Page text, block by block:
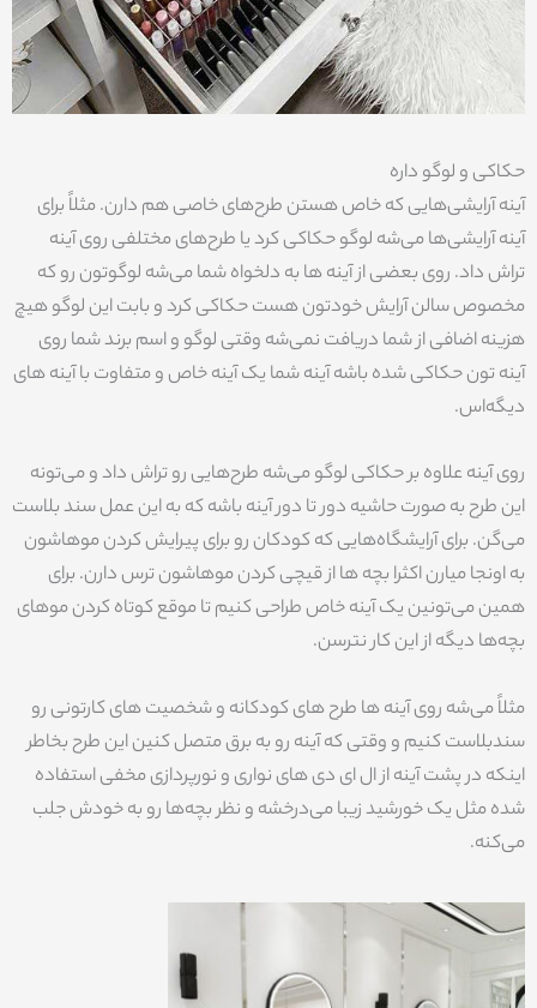
حکاکی و لوگو داره
آینه آرایشی‌هایی که خاص هستن طرح‌های خاصی هم دارن. مثلاً برای
آینه آرایشی‌ها می‌شه لوگو حکاکی کرد یا طرح‌های مختلفی روی آینه
تراش داد. روی بعضی از آینه ها به دلخواه شما می‌شه لوگوتون رو که
مخصوص سالن آرایش خودتون هست حکاکی کرد و بابت این لوگو هیچ
هزینه اضافی از شما دریافت نمی‌شه وقتی لوگو و اسم برند شما روی
آینه تون حکاکی شده باشه آینه شما یک آینه خاص و متفاوت با آینه های
دیگه‌اس.
روی آینه علاوه بر حکاکی لوگو می‌شه طرح‌هایی رو تراش داد و می‌تونه
این طرح به صورت حاشیه دور تا دور آینه باشه که به این عمل سند بلاست
می‌گن. برای آرایشگاه‌هایی که کودکان رو برای پیرایش کردن موهاشون
به اونجا میارن اکثرا بچه ها از قیچی کردن موهاشون ترس دارن. برای
همین می‌تونین یک آینه خاص طراحی کنیم تا موقع کوتاه کردن موهای
بچه‌ها دیگه از این کار نترسن.
مثلاً می‌شه روی آینه ها طرح های کودکانه و شخصیت های کارتونی رو
سندبلاست کنیم و وقتی که آینه رو به برق متصل کنین این طرح بخاطر
اینکه در پشت آینه از ال ای دی های نواری و نورپردازی مخفی استفاده
شده مثل یک خورشید زیبا می‌درخشه و نظر بچه‌ها رو به خودش جلب
می‌کنه.